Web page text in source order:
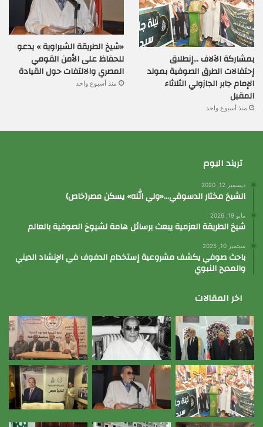
بمشاركة الآلاف …إنطلاق
إحتفالات الطرق الصوفية بمولد
الإمام جابر الجازولي الثلاثاء
المقبل
منذ أسبوع واحد
«شيخ الطريقة الشبراوية » يدعو
للحفاظ على الأمن القومي
المصري والالتفات حول القيادة
منذ أسبوع واحد
تريند اليوم
ديسمبر 12, 2020
الشيخ مختار الدسوقي…«ولي الله» يسكن مصر(خاص)
مايو 19, 2026
شيخ الطريقة العزمية يبعث برسائل هامة لشيوخ الصوفية بالعالم
سبتمبر 10, 2025
باحث صوفي يكشف مشروعية إستخدام الدفوف في الإنشاد الديني
والمديح النبوي
اخر المقالات